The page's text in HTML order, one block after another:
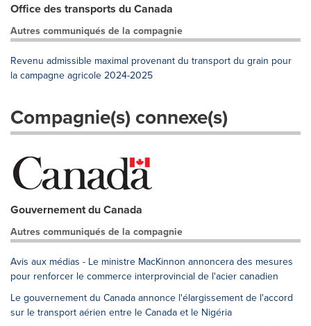
Office des transports du Canada
Autres communiqués de la compagnie
Revenu admissible maximal provenant du transport du grain pour
la campagne agricole 2024-2025
Compagnie(s) connexe(s)
Gouvernement du Canada
Autres communiqués de la compagnie
Avis aux médias - Le ministre MacKinnon annoncera des mesures
pour renforcer le commerce interprovincial de l'acier canadien
Le gouvernement du Canada annonce l'élargissement de l'accord
sur le transport aérien entre le Canada et le Nigéria